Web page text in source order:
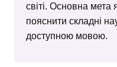
світі. Основна мета
пояснити складні
доступною мовою.